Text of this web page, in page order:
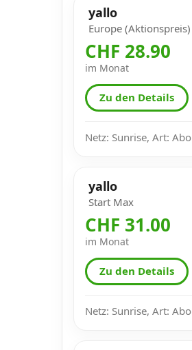
yallo
Europe (Aktionspreis)
CHF 28.90
im Monat
Zu den Details
Netz: Sunrise, Art: Abo
yallo
Start Max
CHF 31.00
im Monat
Zu den Details
Netz: Sunrise, Art: Abo